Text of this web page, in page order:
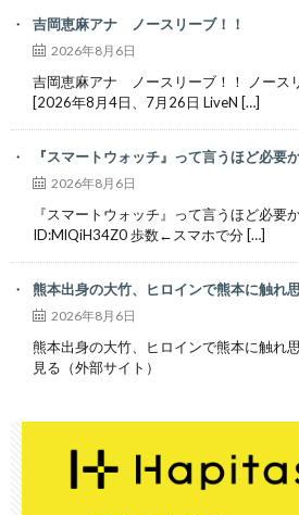
吉岡恵麻アナ ノースリーブ！！
2026年8月6日
吉岡恵麻アナ ノースリーブ！！ ノース
[2026年8月4日、7月26日 LiveN […]
『スマートウォッチ』って言うほど必要
2026年8月6日
『スマートウォッチ』って言うほど必要
ID:MlQiH34Z0 歩数←スマホで分 […]
熊本出身の大竹、ヒロインで熊本に触れ
2026年8月6日
熊本出身の大竹、ヒロインで熊本に触れ
見る（外部サイト）